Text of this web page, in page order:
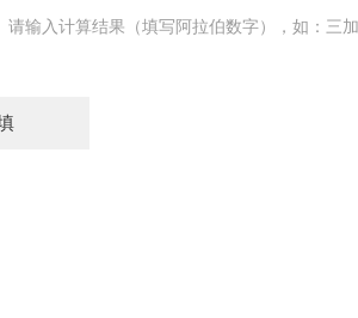
请输入计算结果（填写阿拉伯数字），如：三